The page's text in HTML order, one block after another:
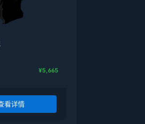
¥5,665
看详情